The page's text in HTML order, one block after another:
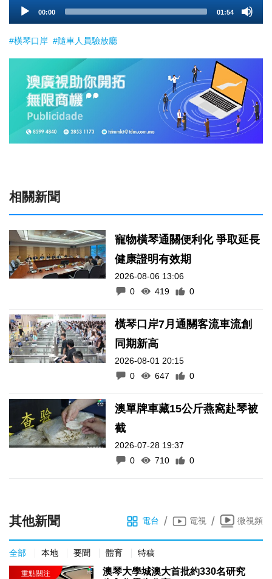
Player
00:00 01:54
#橫琴口岸 #隨車人員驗放廳
相關新聞
寵物橫琴通關便利化 爭取延長
健康證明有效期
2026-08-06 13:06
0
419 0
橫琴口岸7月通關客流車流創
同期新高
2026-08-01 20:15
0
647 0
澳單牌車藏15公斤燕窩赴琴被
截
2026-07-28 19:37
0
710 0
其他新聞 電台 / 電視 / 微視頻
全部 本地 要聞 體育 特稿
澳琴大學城澳大首批約330名研究